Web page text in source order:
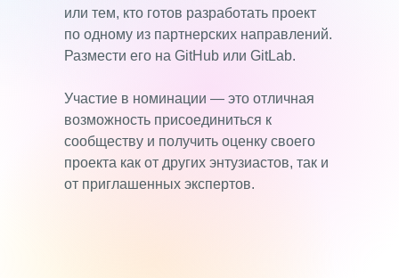
или тем, кто готов разработать проект
по одному из партнерских направлений.
Размести его на GitHub или GitLab.
Участие в номинации — это отличная
возможность присоединиться к
сообществу и получить оценку своего
проекта как от других энтузиастов, так и
от приглашенных экспертов.